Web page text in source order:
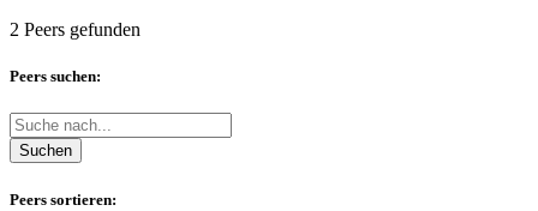
2 Peers gefunden
Peers suchen:
Suchen
Peers sortieren: